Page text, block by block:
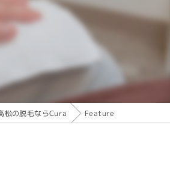
松の脱毛ならCura Feature